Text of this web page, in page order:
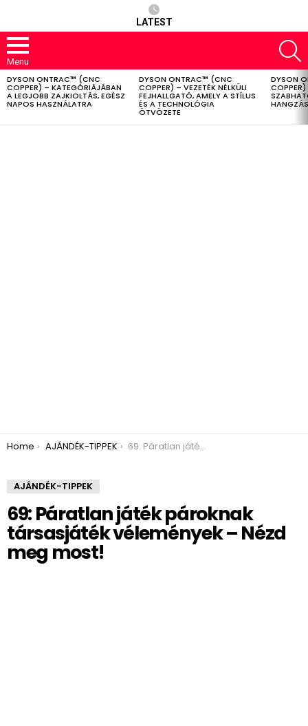
LATEST
Menu
LATEST
STORIES
DYSON ONTRAC™ (CNC
COPPER) – KATEGÓRIÁJÁBAN
A LEGJOBB ZAJKIOLTÁS, EGÉSZ
NAPOS HASZNÁLATRA
DYSON ONTRAC™ (CNC
COPPER) – VEZETÉK NÉLKÜLI
FEJHALLGATÓ, AMELY A STÍLUS
ÉS A TECHNOLÓGIA
ÖTVÖZETE
DYSON
COPPER)
You are here:
Home AJÁNDÉK-TIPPEK 69: Páratlan játék pároknak társasjáték vélemények – Nézd meg most!
AJÁNDÉK-TIPPEK
69: Páratlan játék pároknak
társasjáték vélemények – Nézd
meg most!